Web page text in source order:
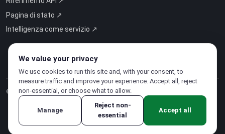
Pagina di stato ↗
Intelligenza come servizio ↗
© 2026 CloudSigma Holding AG.Tutti i diritti riservati
Informativa sulla privacy·Termini di servizio
We value your privacy
We use cookies to run this site and, with your consent, to
measure traffic and improve your experience. Accept all, reject
non-essential, or choose what to allow.
Manage
Reject non-
essential
Accept all